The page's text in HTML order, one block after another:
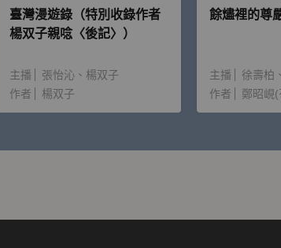
臺灣漫遊錄（特別收錄作者
楊双子親唸〈後記〉）
主播 張怡沁
楊双子
作者
楊双子
餘燼裡的尊
主播 徐壽柏
作者
鄭昭峴(